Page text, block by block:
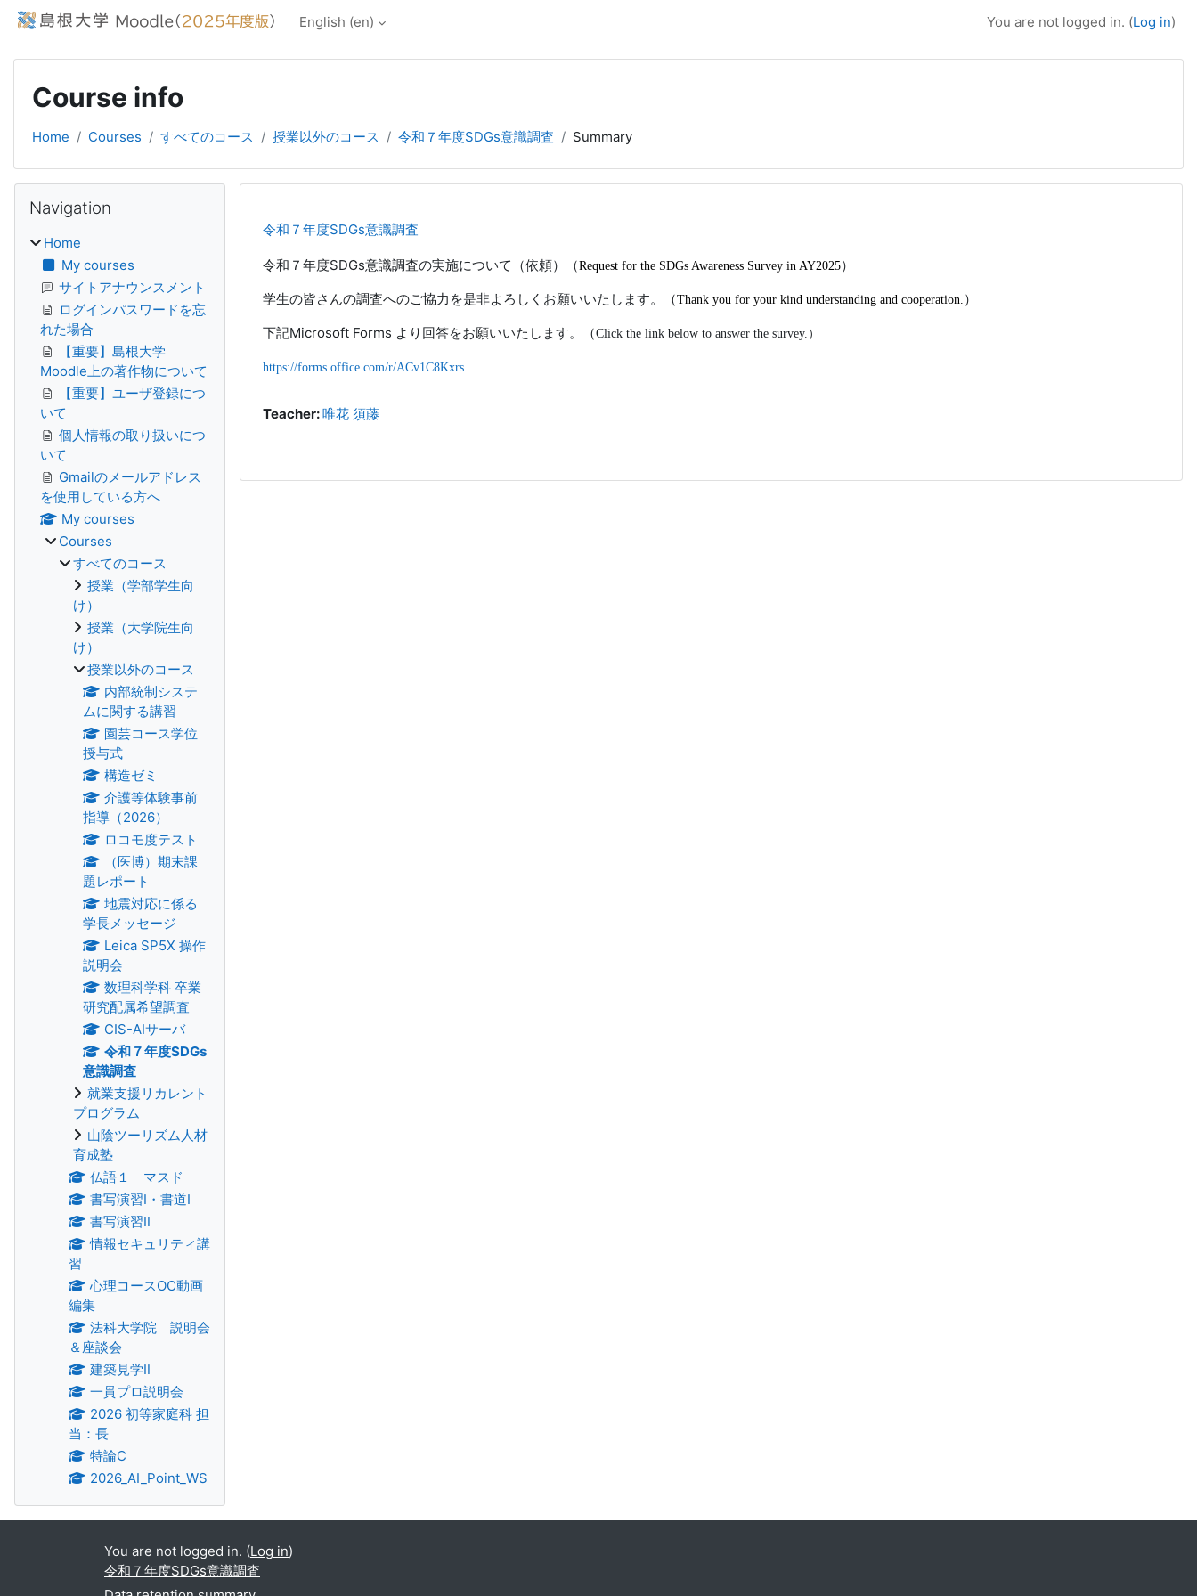
Skip to main content
English ‎(en)‎ You are not logged in. (Log in)
Course info
Home Courses すべてのコース 授業以外のコース 令和７年度SDGs意識調査 Summary
令和７年度SDGs意識調査
令和７年度SDGs意識調査の実施について（依頼）（Request for the SDGs Awareness Survey in AY2025）
学生の皆さんの調査へのご協力を是非よろしくお願いいたします。（Thank you for your kind understanding and cooperation. ）
下記Microsoft Forms より回答をお願いいたします。（Click the link below to answer the survey.）
https://forms.office.com/r/ACv1C8Kxrs
Teacher:唯花 須藤
Blocks
Navigation
Home
My courses
サイトアナウンスメント
ログインパスワードを忘
れた場合
【重要】島根大学
Moodle上の著作物について
【重要】ユーザ登録につ
いて
個人情報の取り扱いにつ
いて
Gmailのメールアドレス
を使用している方へ
My courses
Courses
すべてのコース
授業（学部学生向
け）
授業（大学院生向
け）
授業以外のコース
内部統制システ
ムに関する講習
園芸コース学位
授与式
構造ゼミ
介護等体験事前
指導（2026）
ロコモ度テスト
（医博）期末課
題レポート
地震対応に係る
学長メッセージ
Leica SP5X 操作
説明会
数理科学科 卒業
研究配属希望調査
CIS-AIサーバ
令和７年度SDGs
意識調査
就業支援リカレント
プログラム
山陰ツーリズム人材
育成塾
仏語１ マスド
書写演習Ⅰ・書道Ⅰ
書写演習Ⅱ
情報セキュリティ講
習
心理コースOC動画
編集
法科大学院 説明会
＆座談会
建築見学Ⅱ
一貫プロ説明会
2026 初等家庭科 担
当：長
特論C
2026_AI_Point_WS
You are not logged in. (Log in)
令和７年度SDGs意識調査